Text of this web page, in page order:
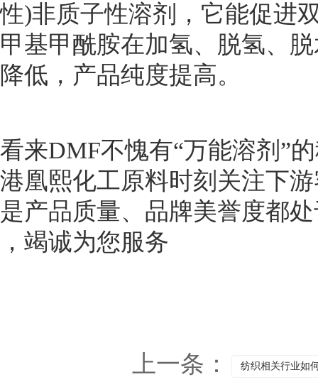
性)非质子性溶剂，它能促进
甲基甲酰胺在加氢、脱氢、
降低，产品纯度提高。
看来DMF不愧有“万能溶剂”
港凰熙化工原料时刻关注下
是产品质量、品牌美誉度都
，竭诚为您服务
上一条： 纺织相关行业如